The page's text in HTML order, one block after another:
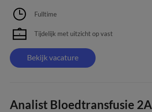
Fulltime
Tijdelijk met uitzicht op vast
Bekijk vacature
Analist Bloedtransfusie 2A